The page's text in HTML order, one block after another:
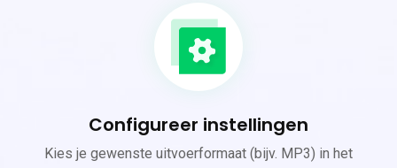
Configureer instellingen
Kies je gewenste uitvoerformaat (bijv. MP3) in het